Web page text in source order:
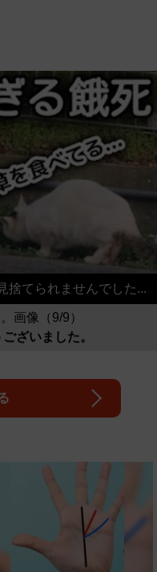
捨てられませんでした...
画像（9/9）
ざいました。